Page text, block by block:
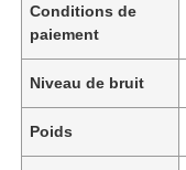
Conditions de
paiement
Niveau de bruit
Poids